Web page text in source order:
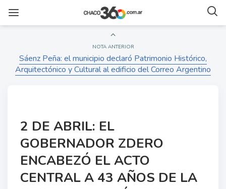
NOTA ANTERIOR
Sáenz Peña: el municipio declaró Patrimonio Histórico,
Arquitectónico y Cultural al edificio del Correo Argentino
2 DE ABRIL: EL
GOBERNADOR ZDERO
ENCABEZÓ EL ACTO
CENTRAL A 43 AÑOS DE LA